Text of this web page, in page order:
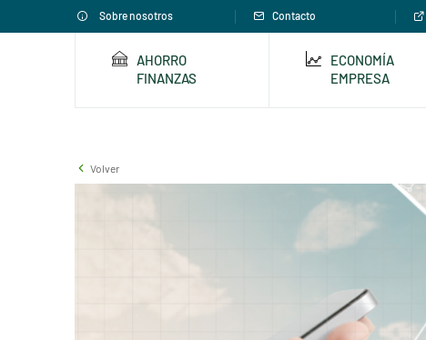
Sobre nosotros Contacto
AHORRO
FINANZAS
ECONOMÍA
EMPRESA
Volver